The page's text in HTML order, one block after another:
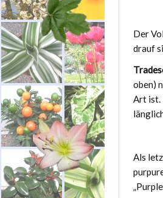
Der
drauf
oben)
Art ist.
Als